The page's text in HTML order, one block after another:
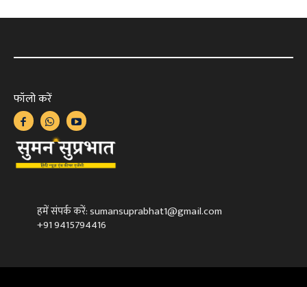
फॉलो करें
हमें संपर्क करें: sumansuprabhat1@gmail.com
+91 9415794416